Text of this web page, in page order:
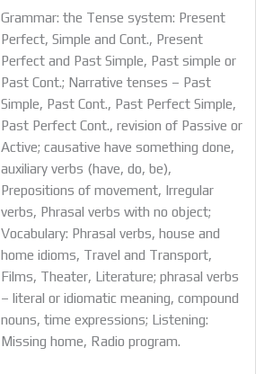
Grammar: the Tense system: Present
Perfect, Simple and Cont., Present
Perfect and Past Simple, Past simple or
Past Cont.; Narrative tenses – Past
Simple, Past Cont., Past Perfect Simple,
Past Perfect Cont., revision of Passive or
Active; causative have something done,
auxiliary verbs (have, do, be),
Prepositions of movement, Irregular
verbs, Phrasal verbs with no object;
Vocabulary: Phrasal verbs, house and
home idioms, Travel and Transport,
Films, Theater, Literature; phrasal verbs
– literal or idiomatic meaning, compound
nouns, time expressions; Listening:
Missing home, Radio program.